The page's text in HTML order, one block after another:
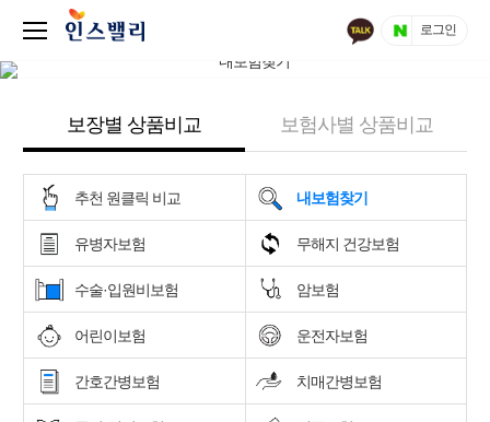
로그인
보장별 상품비교 보험사별 상품비교
추천 원클릭 비교 내보험찾기
유병자보험 무해지 건강보험
수술·입원비보험 암보험
어린이보험 운전자보험
간호간병보험 치매간병보험